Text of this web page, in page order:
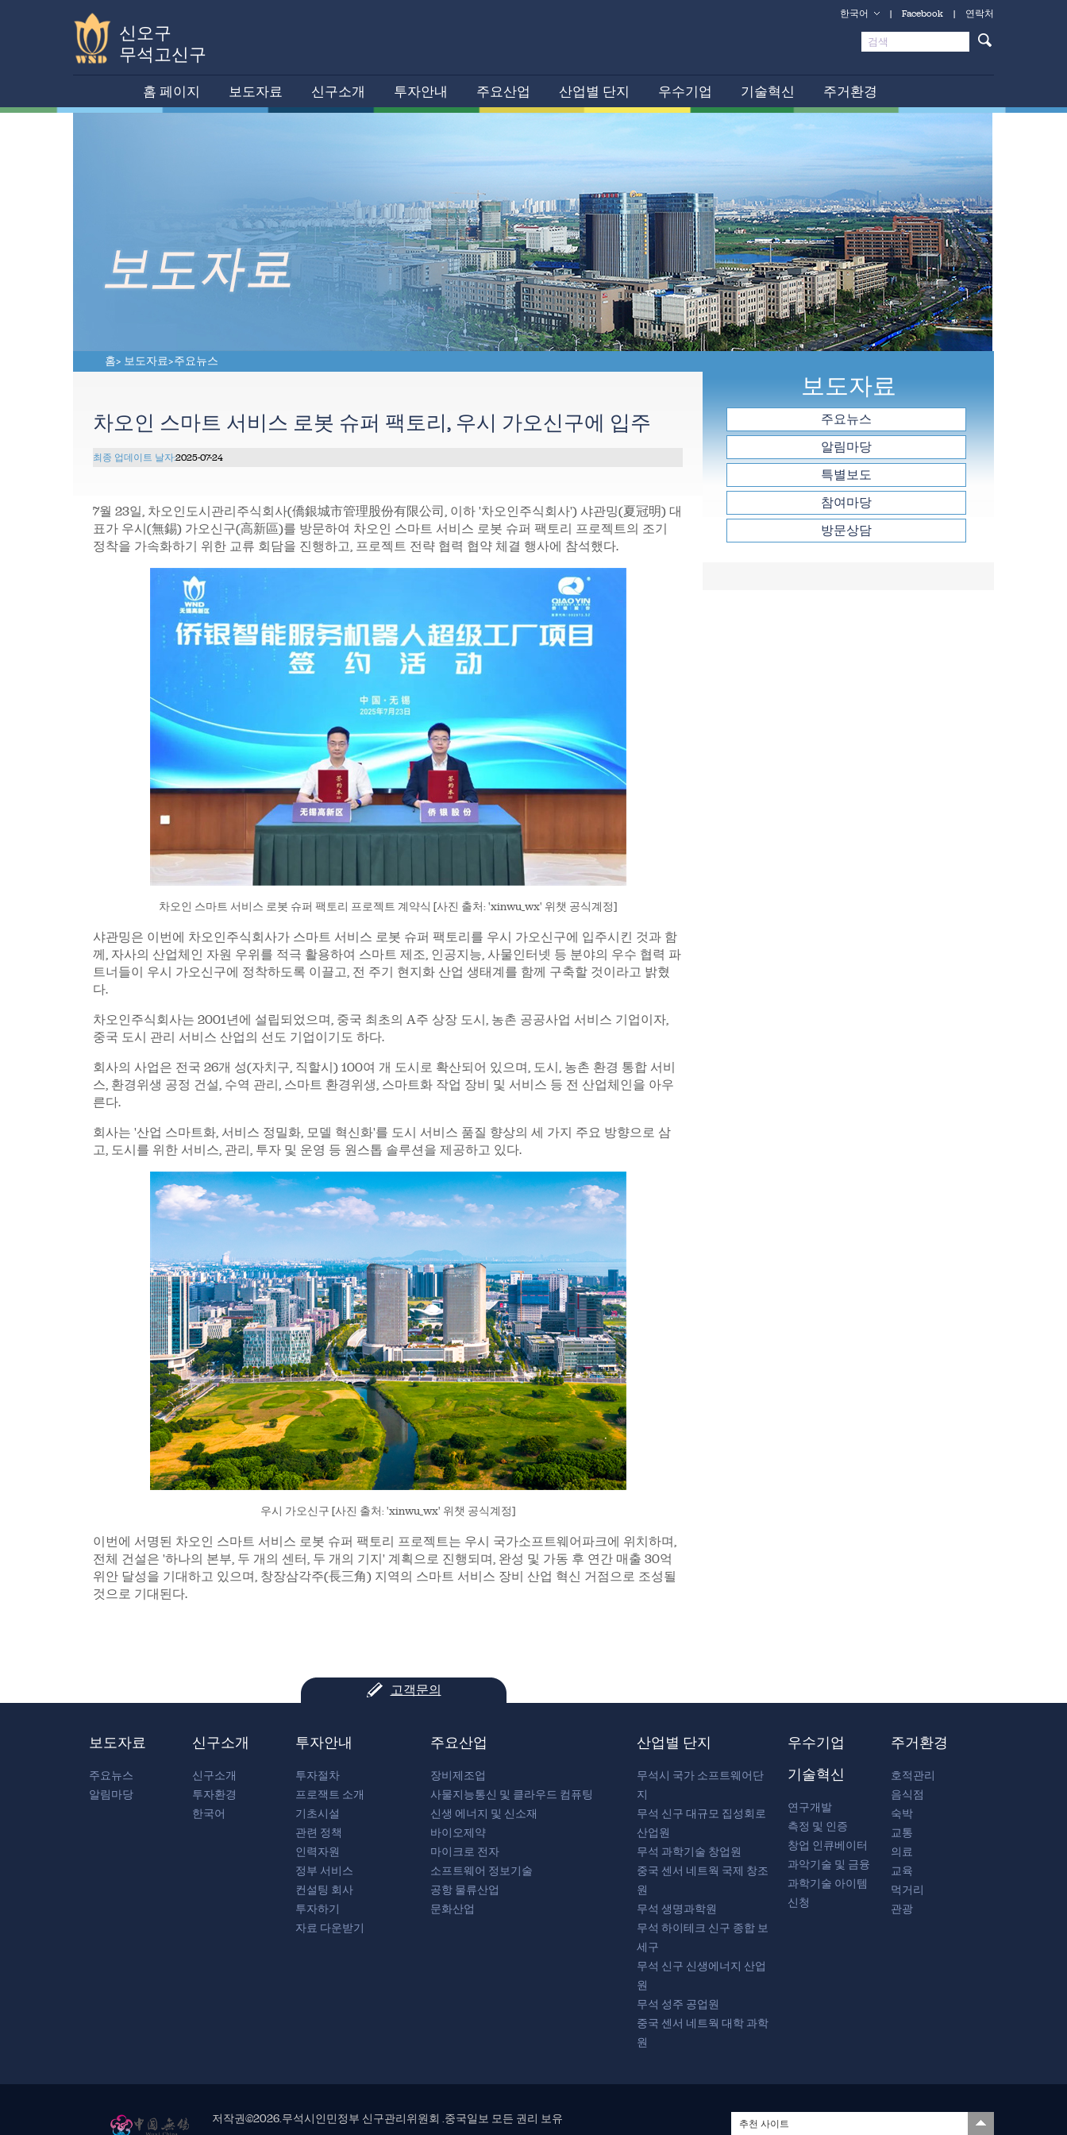
한국어 | Facebook | 연락처
신오구
무석고신구
홈 페이지 보도자료 신구소개 투자안내 주요산업 산업별 단지 우수기업 기술혁신 주거환경
홈> 보도자료>주요뉴스
차오인 스마트 서비스 로봇 슈퍼 팩토리, 우시 가오신구에 입주
최종 업데이트 날자:2025-07-24
7월 23일, 차오인도시관리주식회사(僑銀城市管理股份有限公司, 이하 '차오인주식회사') 샤관밍(夏冠明) 대
표가 우시(無錫) 가오신구(高新區)를 방문하여 차오인 스마트 서비스 로봇 슈퍼 팩토리 프로젝트의 조기
정착을 가속화하기 위한 교류 회담을 진행하고, 프로젝트 전략 협력 협약 체결 행사에 참석했다.
차오인 스마트 서비스 로봇 슈퍼 팩토리 프로젝트 계약식 [사진 출처: 'xinwu_wx' 위챗 공식계정]
샤관밍은 이번에 차오인주식회사가 스마트 서비스 로봇 슈퍼 팩토리를 우시 가오신구에 입주시킨 것과 함
께, 자사의 산업체인 자원 우위를 적극 활용하여 스마트 제조, 인공지능, 사물인터넷 등 분야의 우수 협력 파
트너들이 우시 가오신구에 정착하도록 이끌고, 전 주기 현지화 산업 생태계를 함께 구축할 것이라고 밝혔
다.
차오인주식회사는 2001년에 설립되었으며, 중국 최초의 A주 상장 도시, 농촌 공공사업 서비스 기업이자,
중국 도시 관리 서비스 산업의 선도 기업이기도 하다.
회사의 사업은 전국 26개 성(자치구, 직할시) 100여 개 도시로 확산되어 있으며, 도시, 농촌 환경 통합 서비
스, 환경위생 공정 건설, 수역 관리, 스마트 환경위생, 스마트화 작업 장비 및 서비스 등 전 산업체인을 아우
른다.
회사는 '산업 스마트화, 서비스 정밀화, 모델 혁신화'를 도시 서비스 품질 향상의 세 가지 주요 방향으로 삼
고, 도시를 위한 서비스, 관리, 투자 및 운영 등 원스톱 솔루션을 제공하고 있다.
우시 가오신구 [사진 출처: 'xinwu_wx' 위챗 공식계정]
이번에 서명된 차오인 스마트 서비스 로봇 슈퍼 팩토리 프로젝트는 우시 국가소프트웨어파크에 위치하며,
전체 건설은 '하나의 본부, 두 개의 센터, 두 개의 기지' 계획으로 진행되며, 완성 및 가동 후 연간 매출 30억
위안 달성을 기대하고 있으며, 창장삼각주(長三角) 지역의 스마트 서비스 장비 산업 혁신 거점으로 조성될
것으로 기대된다.
보도자료
주요뉴스
알림마당
특별보도
참여마당
방문상담
고객문의
보도자료
주요뉴스
알림마당
신구소개
신구소개
투자환경
한국어
투자안내
투자절차
프로잭트 소개
기초시설
관련 정책
인력자원
정부 서비스
컨설팅 회사
투자하기
자료 다운받기
주요산업
장비제조업
사물지능통신 및 클라우드 컴퓨팅
신생 에너지 및 신소재
바이오제약
마이크로 전자
소프트웨어 정보기술
공항 물류산업
문화산업
산업별 단지
무석시 국가 소프트웨어단
지
무석 신구 대규모 집성회로
산업원
무석 과학기술 창업원
중국 센서 네트웍 국제 창조
원
무석 생명과학원
무석 하이테크 신구 종합 보
세구
무석 신구 신생에너지 산업
원
무석 성주 공업원
중국 센서 네트웍 대학 과학
원
우수기업
기술혁신
연구개발
측정 및 인증
창업 인큐베이터
과악기술 및 금융
과학기술 아이템
신청
주거환경
호적관리
음식점
숙박
교통
의료
교육
먹거리
관광
추천 사이트
저작권©2026.무석시인민정부 신구관리위원회 .중국일보 모든 권리 보유